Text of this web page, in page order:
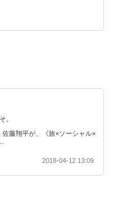
。
藤翔平が、《旅×ソーシャル×
2018-04-12 13:09